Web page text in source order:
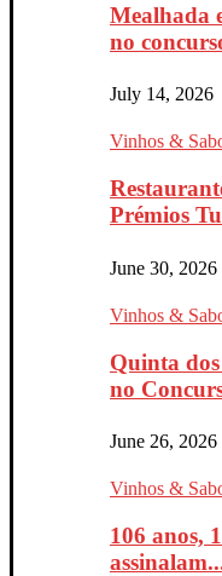
Mealhada
no
July 14, 2026
Vinhos &
Prémios
June 30, 2026
Vinhos &
Quinta
no
June 26, 2026
Vinhos &
106 anos,